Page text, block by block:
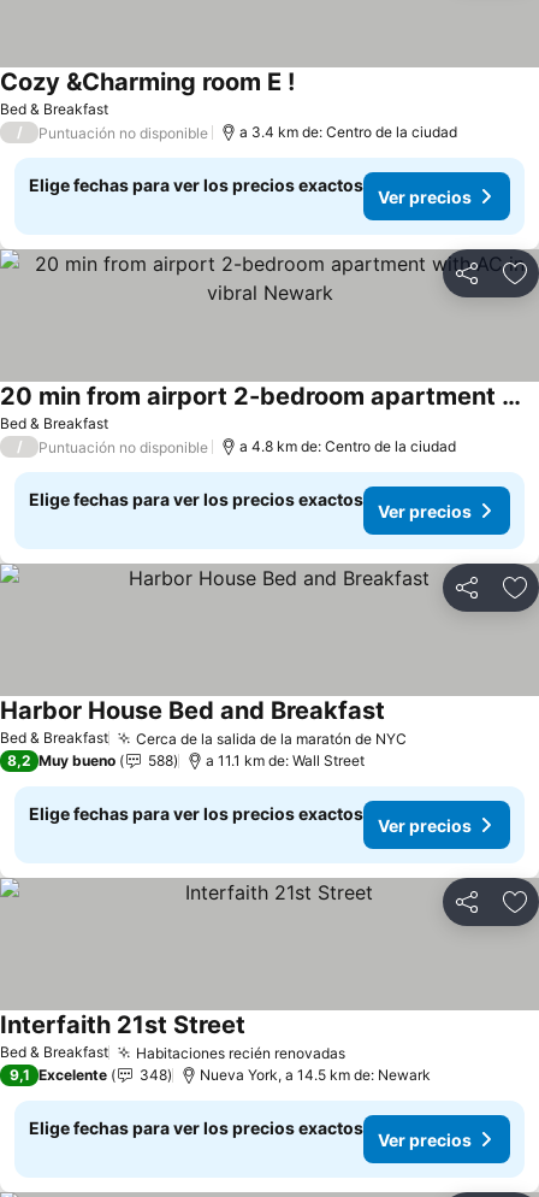
Bed & Breakfast
Cozy &Charming room E !
/ Puntuación no disponible a 3.4 km de: Centro de la ciudad
Elige fechas para ver los precios exactos
Ver precios
Compartir
Bed & Breakfast
20 min from airport 2-bedroom apartment with AC in vibral Newark
/ Puntuación no disponible a 4.8 km de: Centro de la ciudad
Elige fechas para ver los precios exactos
Ver precios
Compartir
Bed & Breakfast Cerca de la salida de la maratón de NYC
Harbor House Bed and Breakfast
8,2 Muy bueno 588 a 11.1 km de: Wall Street
Elige fechas para ver los precios exactos
Ver precios
Compartir
Bed & Breakfast Habitaciones recién renovadas
Interfaith 21st Street
9,1 Excelente 348 Nueva York, a 14.5 km de: Newark
Elige fechas para ver los precios exactos
Ver precios